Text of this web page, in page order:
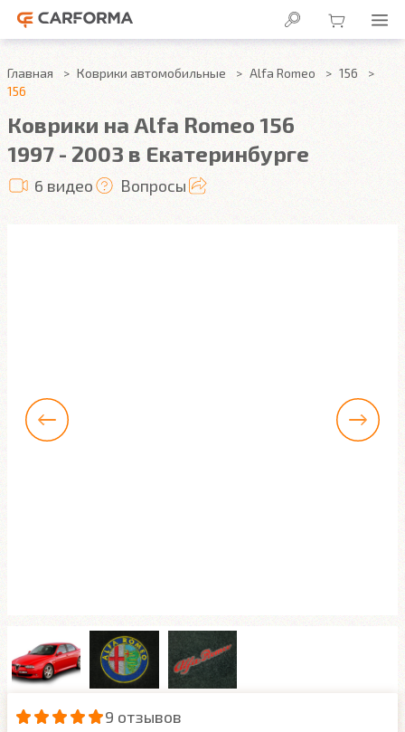
Главная Коврики автомобильные Alfa Romeo
156
156
Коврики на Alfa Romeo 156
1997 - 2003 в Екатеринбурге
6 видео Вопросы
9 отзывов